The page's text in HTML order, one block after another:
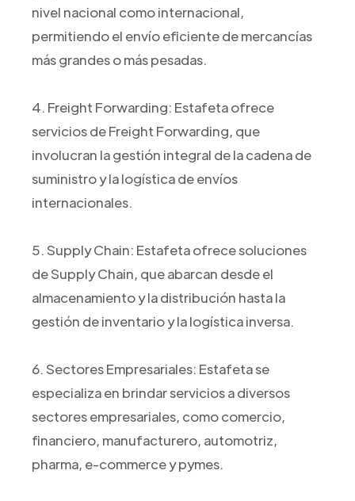
nivel nacional como internacional,
permitiendo el envío eficiente de mercancías
más grandes o más pesadas.
4. Freight Forwarding: Estafeta ofrece
servicios de Freight Forwarding, que
involucran la gestión integral de la cadena de
suministro y la logística de envíos
internacionales.
5. Supply Chain: Estafeta ofrece soluciones
de Supply Chain, que abarcan desde el
almacenamiento y la distribución hasta la
gestión de inventario y la logística inversa.
6. Sectores Empresariales: Estafeta se
especializa en brindar servicios a diversos
sectores empresariales, como comercio,
financiero, manufacturero, automotriz,
pharma, e-commerce y pymes.